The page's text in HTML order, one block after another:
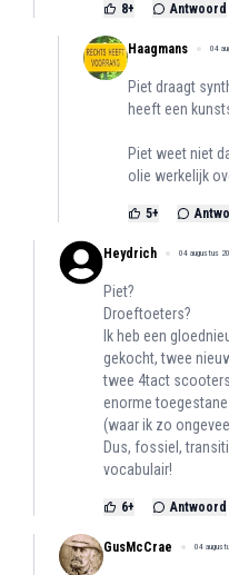
8+ Antwoord
Haagmans 04
Piet draagt
heeft een
Piet weet niet
olie werkelijk
5+
Heydrich 04 augustus
Piet?
Droeftoeters?
Ik heb een
gekocht, twee
twee 4tact
enorme
(waar ik zo
Dus, fossiel,
vocabulair!
6+ Antwoord
GusMcCrae 04